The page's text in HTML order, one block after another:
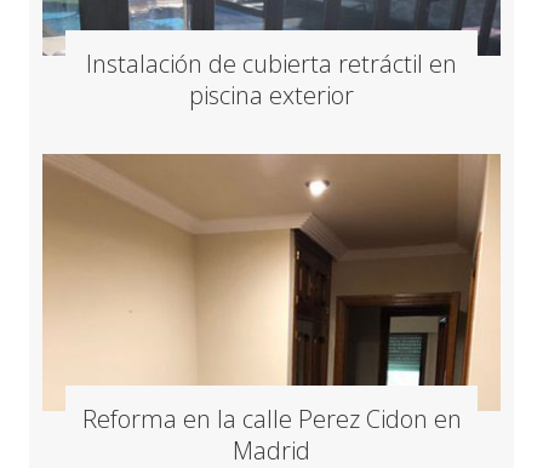
Instalación de cubierta retráctil en
piscina exterior
Reforma en la calle Perez Cidon en
Madrid